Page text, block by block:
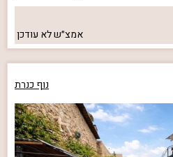
אמצ״שלא עודכן
נוף כנרת